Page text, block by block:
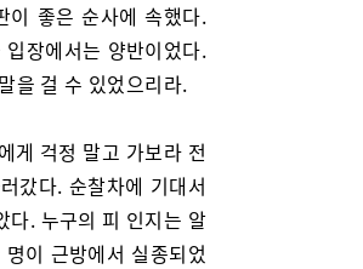
이 좋은 순사에 속했다.
장에서는 양반이었다.
을 걸 수 있었으리라.
게 걱정 말고 가보라 전
갔다. 순찰차에 기대서
다. 누구의 피 인지는 알
이 근방에서 실종되었